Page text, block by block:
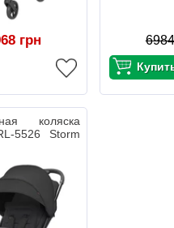
грн
коляска
5526 Storm